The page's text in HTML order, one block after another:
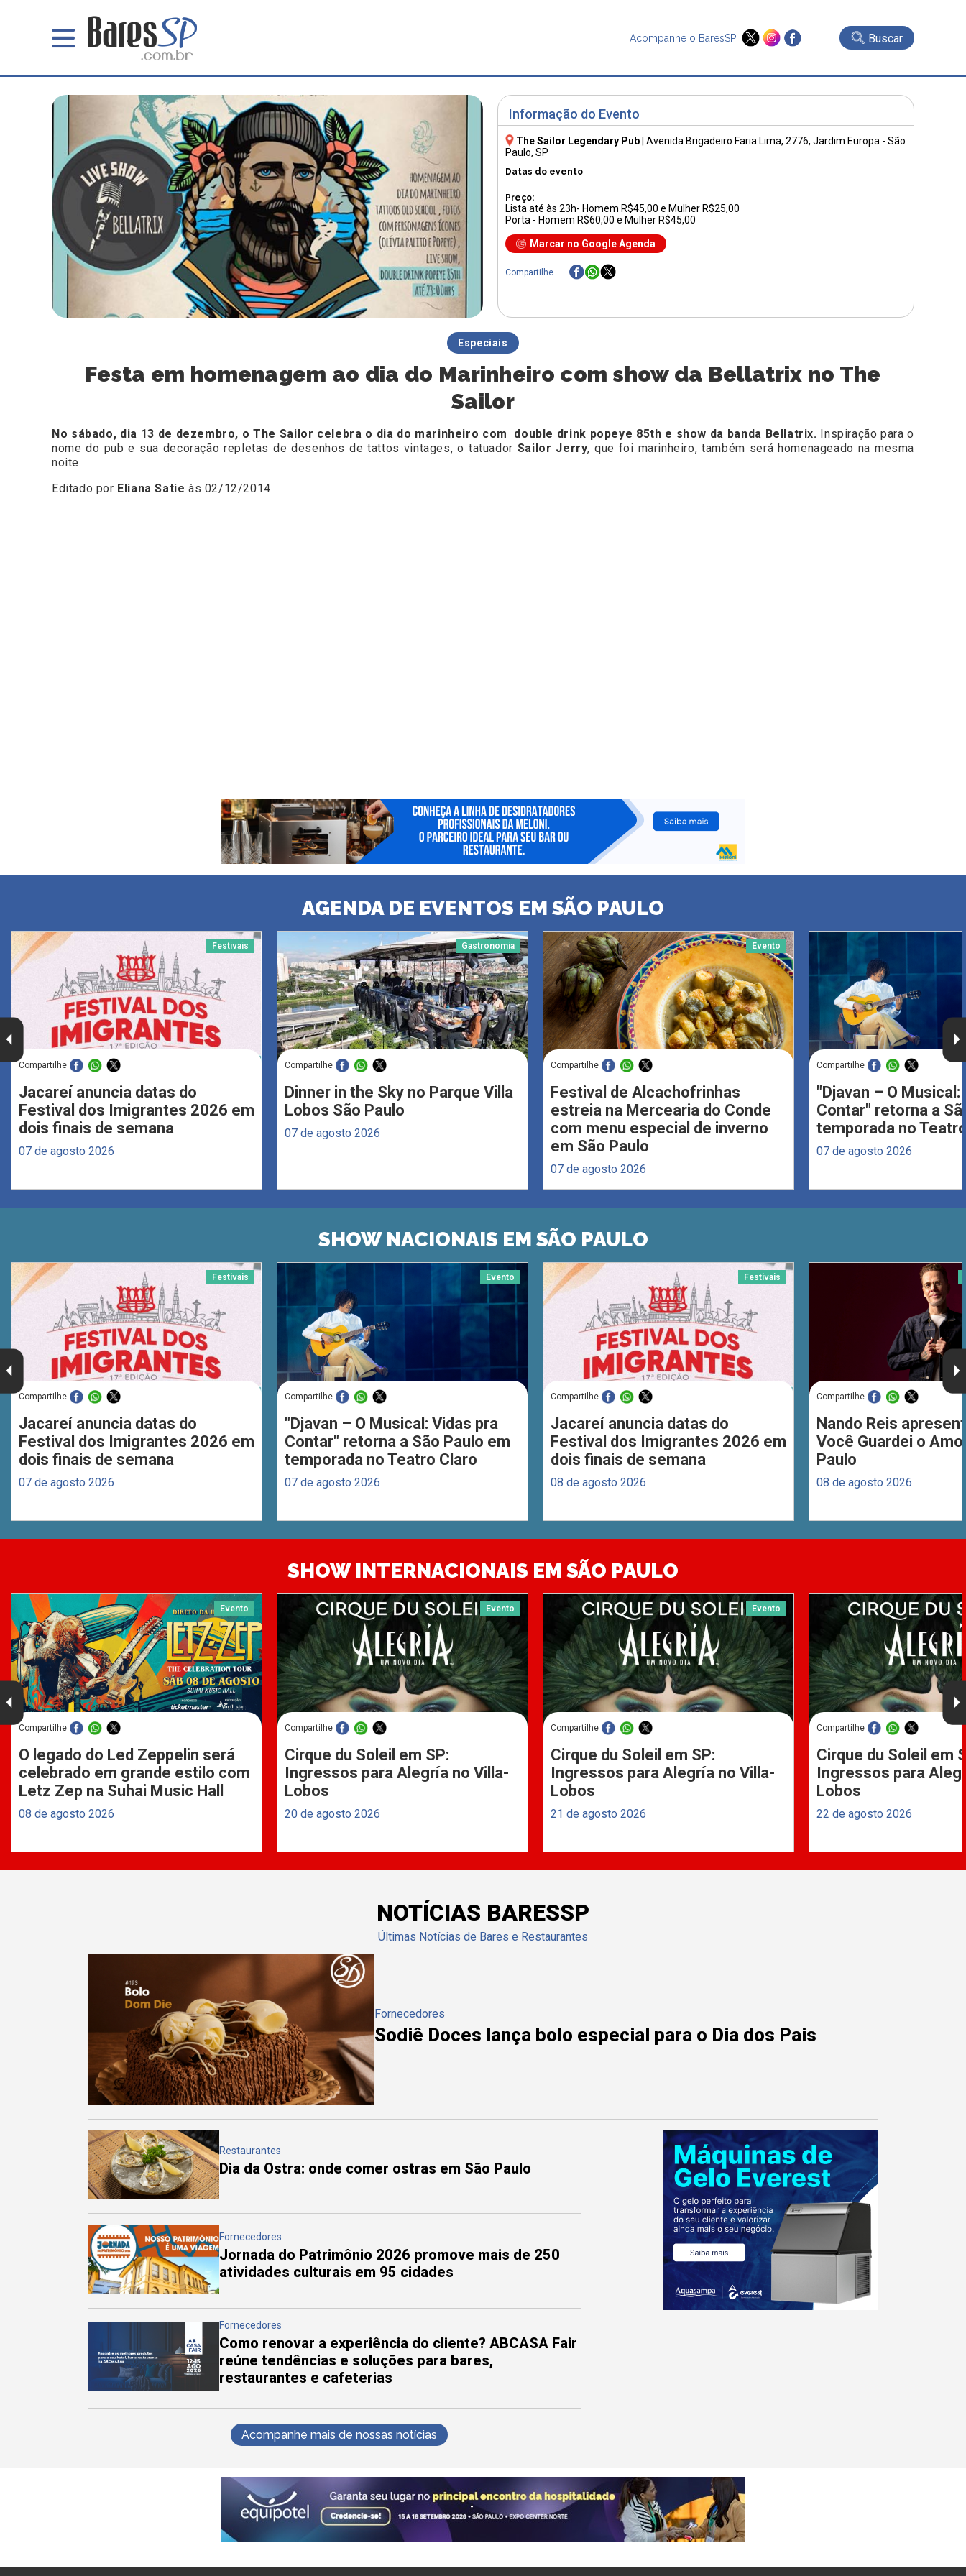
Acompanhe o BaresSP Buscar
Informação do Evento
The Sailor Legendary Pub Avenida Brigadeiro Faria Lima, 2776, Jardim Europa - São
Paulo, SP
Datas do evento
Preço:
Lista até às 23h- Homem R$45,00 e Mulher R$25,00
Porta - Homem R$60,00 e Mulher R$45,00
Marcar no Google Agenda
Compartilhe
Especiais
Festa em homenagem ao dia do Marinheiro com show da Bellatrix no The
Sailor
No sábado, dia 13 de dezembro, o The Sailor celebra o dia do marinheiro com double drink popeye 85th e show da banda Bellatrix. Inspiração para o
nome do pub e sua decoração repletas de desenhos de tattos vintages, o tatuador Sailor Jerry, que foi marinheiro, também será homenageado na mesma
noite.
Editado por Eliana Satie às 02/12/2014
AGENDA DE EVENTOS EM SÃO PAULO
Festivais
Compartilhe
Jacareí anuncia datas do
Festival dos Imigrantes 2026 em
dois finais de semana
07 de agosto 2026
Gastronomia
Compartilhe
Dinner in the Sky no Parque Villa
Lobos São Paulo
07 de agosto 2026
Evento
Compartilhe
Festival de Alcachofrinhas
estreia na Mercearia do Conde
com menu especial de inverno
em São Paulo
07 de agosto 2026
Compartilhe
"Djavan – O Musical:
Contar" retorna a
temporada no
07 de agosto 2026
SHOW NACIONAIS EM SÃO PAULO
Festivais
Compartilhe
Jacareí anuncia datas do
Festival dos Imigrantes 2026 em
dois finais de semana
07 de agosto 2026
Evento
Compartilhe
"Djavan – O Musical: Vidas pra
Contar" retorna a São Paulo em
temporada no Teatro Claro
07 de agosto 2026
Festivais
Compartilhe
Jacareí anuncia datas do
Festival dos Imigrantes 2026 em
dois finais de semana
08 de agosto 2026
Compartilhe
Nando Reis
Você Guardei o
Paulo
08 de agosto 2026
SHOW INTERNACIONAIS EM SÃO PAULO
Evento
Compartilhe
O legado do Led Zeppelin será
celebrado em grande estilo com
Letz Zep na Suhai Music Hall
08 de agosto 2026
Evento
Compartilhe
Cirque du Soleil em SP:
Ingressos para Alegría no Villa-
Lobos
20 de agosto 2026
Evento
Compartilhe
Cirque du Soleil em SP:
Ingressos para Alegría no Villa-
Lobos
21 de agosto 2026
Compartilhe
Cirque du Soleil em
Ingressos para
Lobos
22 de agosto 2026
NOTÍCIAS BARESSP
Últimas Notícias de Bares e Restaurantes
Fornecedores
Sodiê Doces lança bolo especial para o Dia dos Pais
Restaurantes
Dia da Ostra: onde comer ostras em São Paulo
Fornecedores
Jornada do Patrimônio 2026 promove mais de 250
atividades culturais em 95 cidades
Fornecedores
Como renovar a experiência do cliente? ABCASA Fair
reúne tendências e soluções para bares,
restaurantes e cafeterias
Acompanhe mais de nossas notícias